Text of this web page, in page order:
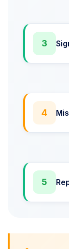
3
4
5